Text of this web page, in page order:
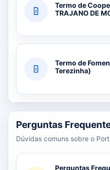
Termo de
TRAJANO DE
Termo de
Terezinha)
Perguntas
Dúvidas comuns sobre o
Perguntas